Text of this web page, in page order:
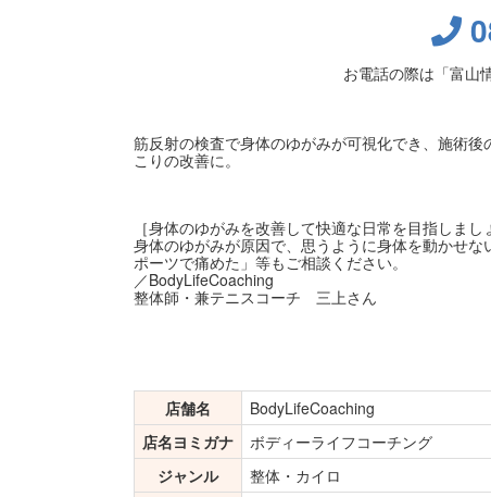
お電話の際は「富山
筋反射の検査で身体のゆがみが可視化でき、施術
こりの改善に。
［身体のゆがみを改善して快適な日常を目指しまし
身体のゆがみが原因で、思うように身体を動かせ
ポーツで痛めた」等もご相談ください。
／BodyLifeCoaching
整体師・兼テニスコーチ 三上さん
店舗名
BodyLifeCoaching
店名ヨミガナ
ボディーライフコーチング
ジャンル
整体・カイロ